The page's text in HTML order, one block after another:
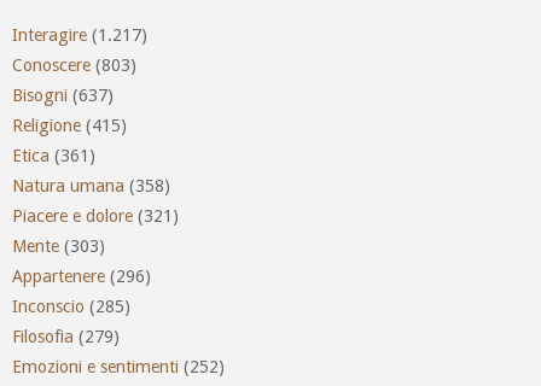
Interagire (1.217)
Conoscere (803)
Bisogni (637)
Religione (415)
Etica (361)
Natura umana (358)
Piacere e dolore (321)
Mente (303)
Appartenere (296)
Inconscio (285)
Filosofia (279)
Emozioni e sentimenti (252)